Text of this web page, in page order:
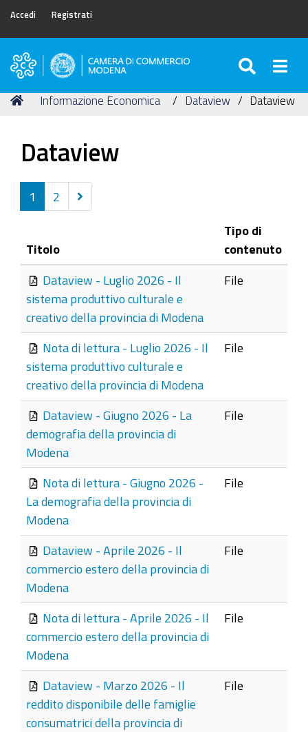
Accedi Registrati
Camera
Commercio
Tu
Home
Informazione Economica Dataview Dataview
Dataview
1 2
Successivi
25
Titolo
Tipo di
contenuto
Dataview - Luglio 2026 - Il
sistema produttivo culturale e
creativo della provincia di Modena
File
Nota di lettura - Luglio 2026 - Il
sistema produttivo culturale e
creativo della provincia di Modena
File
Dataview - Giugno 2026 - La
demografia della provincia di
Modena
File
Nota di lettura - Giugno 2026 -
La demografia della provincia di
Modena
File
Dataview - Aprile 2026 - Il
commercio estero della provincia di
Modena
File
Nota di lettura - Aprile 2026 - Il
commercio estero della provincia di
Modena
File
Dataview - Marzo 2026 - Il
reddito disponibile delle famiglie
consumatrici della provincia di
File